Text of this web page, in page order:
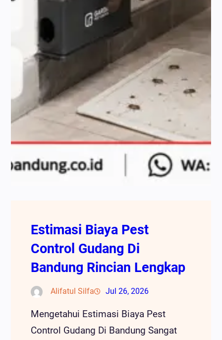
Estimasi Biaya Pest
Control Gudang Di
Bandung Rincian Lengkap
Alifatul Silfa Jul 26, 2026
Mengetahui Estimasi Biaya Pest
Control Gudang Di Bandung Sangat